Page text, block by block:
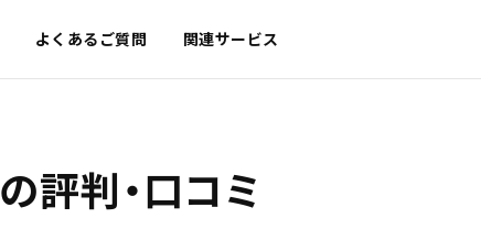
よくあるご質問 関連サービス
の評判・口コミ